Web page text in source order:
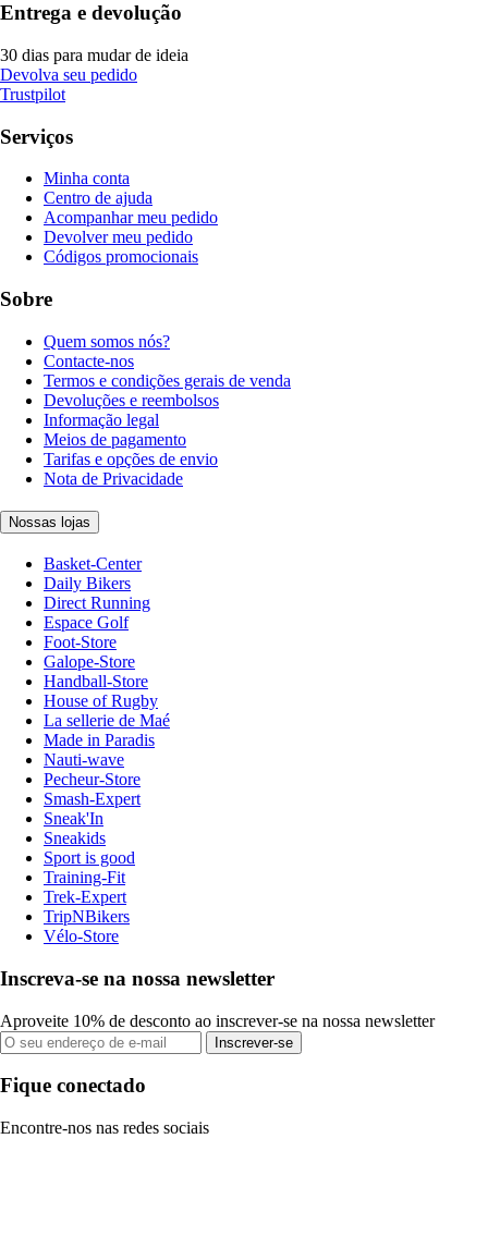
Entrega e devolução
30 dias para mudar de ideia
Devolva seu pedido
Trustpilot
Serviços
Minha conta
Centro de ajuda
Acompanhar meu pedido
Devolver meu pedido
Códigos promocionais
Sobre
Quem somos nós?
Contacte-nos
Termos e condições gerais de venda
Devoluções e reembolsos
Informação legal
Meios de pagamento
Tarifas e opções de envio
Nota de Privacidade
Nossas lojas
Basket-Center
Daily Bikers
Direct Running
Espace Golf
Foot-Store
Galope-Store
Handball-Store
House of Rugby
La sellerie de Maé
Made in Paradis
Nauti-wave
Pecheur-Store
Smash-Expert
Sneak'In
Sneakids
Sport is good
Training-Fit
Trek-Expert
TripNBikers
Vélo-Store
Inscreva-se na nossa newsletter
Aproveite 10% de desconto ao inscrever-se na nossa newsletter
Inscrever-se
Fique conectado
Encontre-nos nas redes sociais